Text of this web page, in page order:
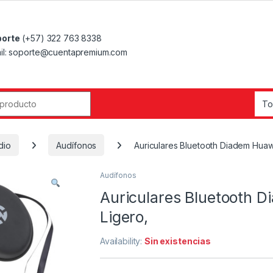
(+57) 322 763 8338
soporte@cuentapremium.com
Audífonos Auriculares Bluetooth Diadem
Audífonos
Auriculares Bluetooth
Ligero,
Availability:Sin existencias